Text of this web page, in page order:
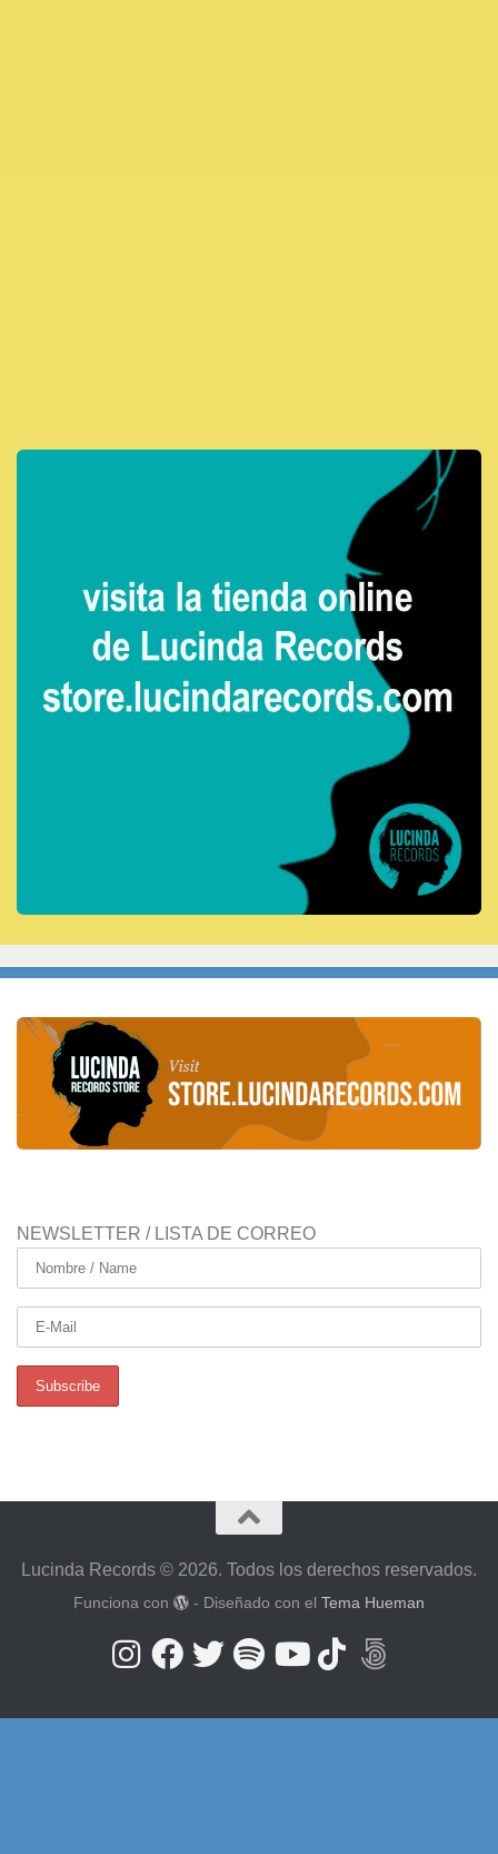
NEWSLETTER / LISTA DE CORREO
Lucinda Records © 2026. Todos los derechos reservados.
Funciona con - Diseñado con el Tema Hueman